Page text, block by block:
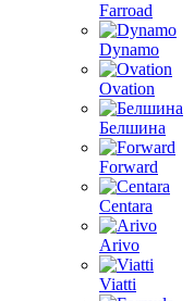
Farroad
Dynamo
Ovation
Белшина
Forward
Centara
Arivo
Viatti